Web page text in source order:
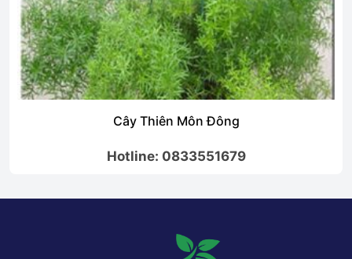
Cây Thiên Môn Đông
Hotline: 0833551679